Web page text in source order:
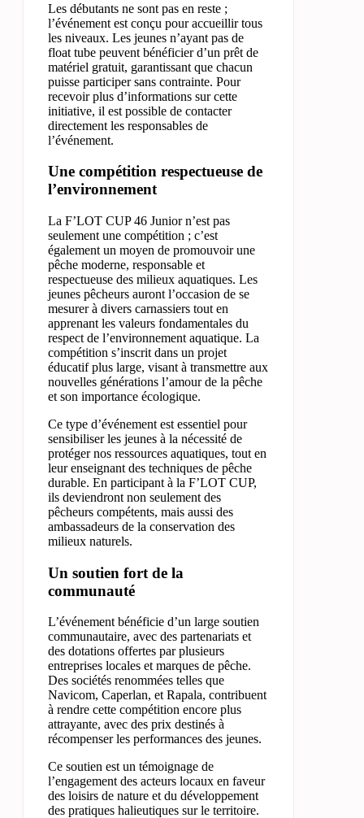
Les débutants ne sont pas en reste ;
l’événement est conçu pour accueillir tous
les niveaux. Les jeunes n’ayant pas de
float tube peuvent bénéficier d’un prêt de
matériel gratuit, garantissant que chacun
puisse participer sans contrainte. Pour
recevoir plus d’informations sur cette
initiative, il est possible de contacter
directement les responsables de
l’événement.
Une compétition respectueuse de
l’environnement
La F’LOT CUP 46 Junior n’est pas
seulement une compétition ; c’est
également un moyen de promouvoir une
pêche moderne, responsable et
respectueuse des milieux aquatiques. Les
jeunes pêcheurs auront l’occasion de se
mesurer à divers carnassiers tout en
apprenant les valeurs fondamentales du
respect de l’environnement aquatique. La
compétition s’inscrit dans un projet
éducatif plus large, visant à transmettre aux
nouvelles générations l’amour de la pêche
et son importance écologique.
Ce type d’événement est essentiel pour
sensibiliser les jeunes à la nécessité de
protéger nos ressources aquatiques, tout en
leur enseignant des techniques de pêche
durable. En participant à la F’LOT CUP,
ils deviendront non seulement des
pêcheurs compétents, mais aussi des
ambassadeurs de la conservation des
milieux naturels.
Un soutien fort de la
communauté
L’événement bénéficie d’un large soutien
communautaire, avec des partenariats et
des dotations offertes par plusieurs
entreprises locales et marques de pêche.
Des sociétés renommées telles que
Navicom, Caperlan, et Rapala, contribuent
à rendre cette compétition encore plus
attrayante, avec des prix destinés à
récompenser les performances des jeunes.
Ce soutien est un témoignage de
l’engagement des acteurs locaux en faveur
des loisirs de nature et du développement
des pratiques halieutiques sur le territoire.